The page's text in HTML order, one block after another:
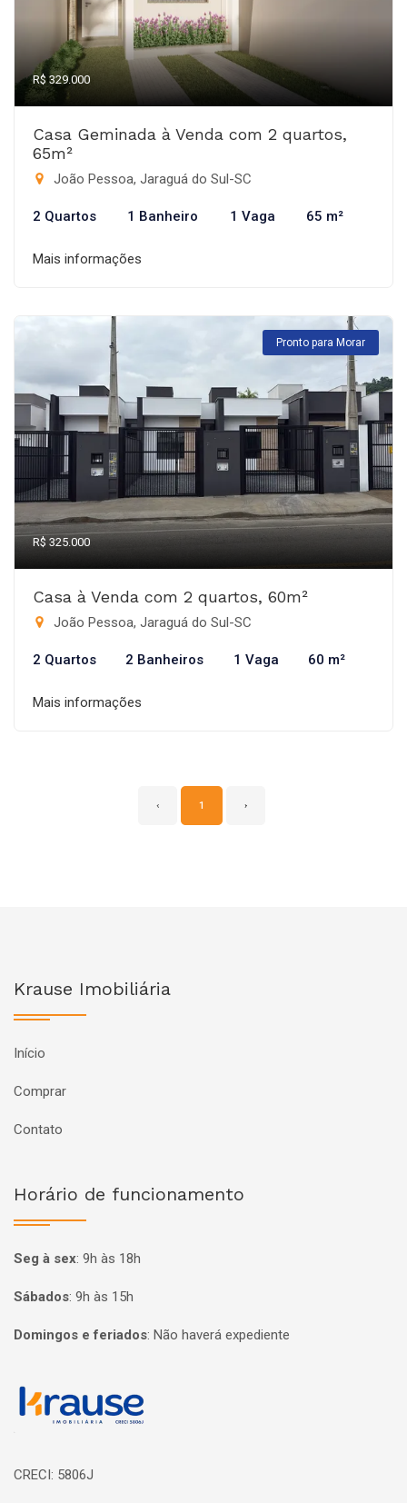
R$ 329.000
Casa Geminada à Venda com 2 quartos,
65m²
João Pessoa, Jaraguá do Sul-SC
2 Quartos 1 Banheiro 1 Vaga 65 m²
Mais informações
Pronto para Morar
R$ 325.000
Casa à Venda com 2 quartos, 60m²
João Pessoa, Jaraguá do Sul-SC
2 Quartos 2 Banheiros 1 Vaga 60 m²
Mais informações
‹ 1 ›
Krause Imobiliária
Início
Comprar
Contato
Horário de funcionamento
Seg à sex: 9h às 18h
Sábados: 9h às 15h
Domingos e feriados: Não haverá expediente
Página inicial
CRECI: 5806J